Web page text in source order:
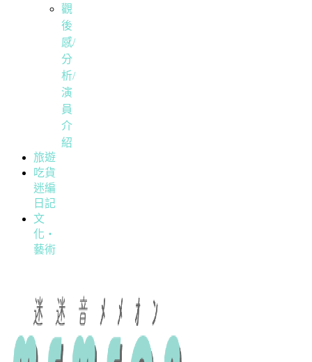
觀
後
感/
分
析/
演
員
介
紹
旅遊
吃貨
迷編
日記
文
化・
藝術